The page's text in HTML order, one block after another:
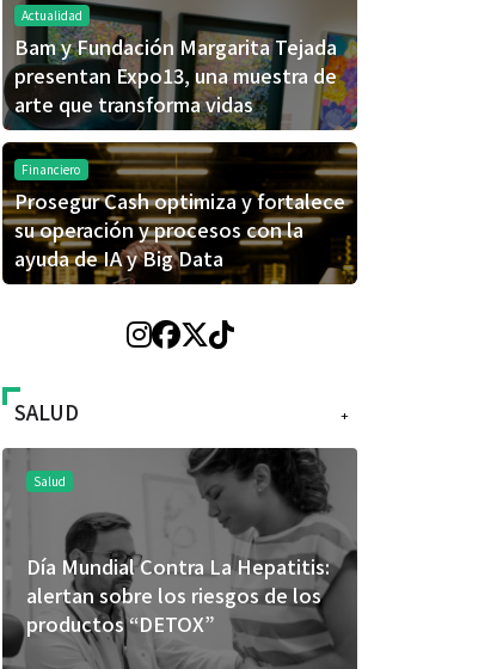
Actualidad
Bam y Fundación Margarita Tejada
presentan Expo13, una muestra de
arte que transforma vidas
Financiero
Prosegur Cash optimiza y fortalece
su operación y procesos con la
ayuda de IA y Big Data
+
SALUD
Salud
Día Mundial Contra La Hepatitis:
alertan sobre los riesgos de los
productos “DETOX”